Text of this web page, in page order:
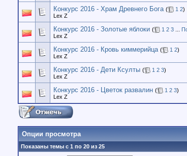
Конкурс 2016 - Храм Древнего Бога ( 1 2)
Lex Z
Конкурс 2016 - Золотые яблоки ( 1 2 3
Lex Z
Конкурс 2016 - Кровь киммерийца ( 1 2)
Lex Z
Конкурс 2016 - Дети Ксулты ( 1 2 3)
Lex Z
Конкурс 2016 - Цветок развалин ( 1 2 3)
Lex Z
Опции просмотра
Показаны темы с 1 по 20 из 25